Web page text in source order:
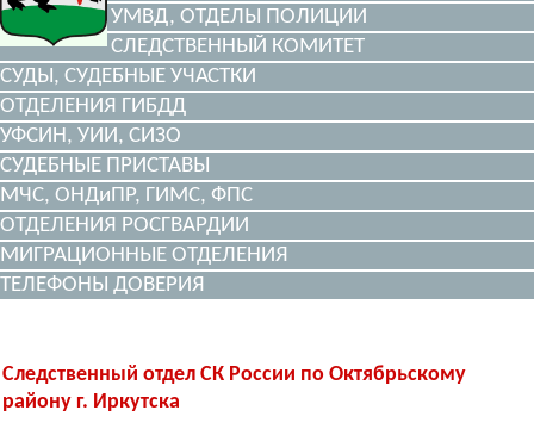
УМВД, ОТДЕЛЫ ПОЛИЦИИ
СЛЕДСТВЕННЫЙ КОМИТЕТ
СУДЫ, СУДЕБНЫЕ УЧАСТКИ
ОТДЕЛЕНИЯ ГИБДД
УФСИН, УИИ, СИЗО
СУДЕБНЫЕ ПРИСТАВЫ
МЧС, ОНДиПР, ГИМС, ФПС
ОТДЕЛЕНИЯ РОСГВАРДИИ
МИГРАЦИОННЫЕ ОТДЕЛЕНИЯ
ТЕЛЕФОНЫ ДОВЕРИЯ
Следственный отдел СК России по Октябрьскому
району г. Иркутска